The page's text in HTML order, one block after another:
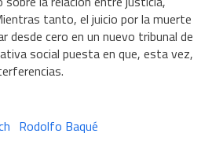
tanto, el juicio por la muerte
desde cero en un nuevo tribunal de
social puesta en que, esta vez,
Rodolfo Baqué